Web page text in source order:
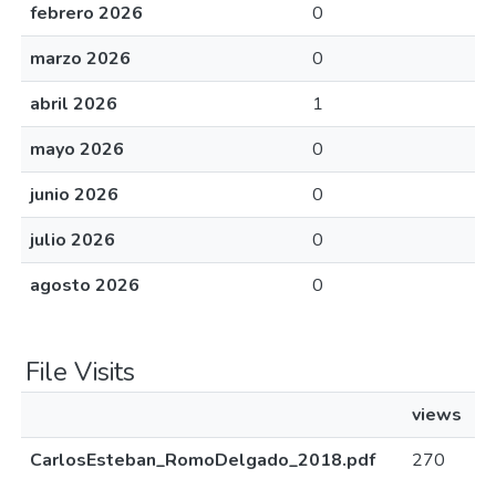
febrero 2026
0
marzo 2026
0
abril 2026
1
mayo 2026
0
junio 2026
0
julio 2026
0
agosto 2026
0
File Visits
views
CarlosEsteban_RomoDelgado_2018.pdf
270